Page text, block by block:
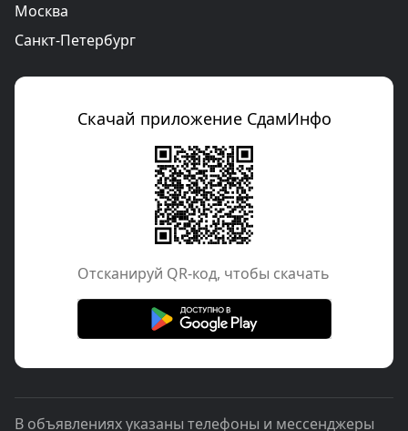
Москва
Санкт-Петербург
Скачай приложение СдамИнфо
Отcканируй QR-код, чтобы скачать
В объявлениях указаны телефоны и мессенджеры